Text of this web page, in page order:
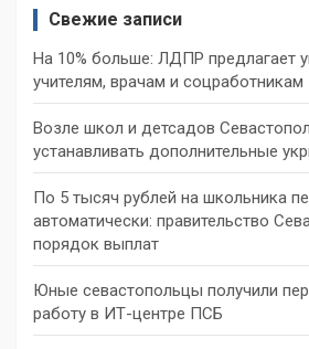
Свежие записи
На 10% больше: ЛДПР предлагает
учителям, врачам и соцработникам
Возле школ и детсадов
устанавливать дополнительные
По 5 тысяч рублей на школьника
автоматически: правительство
порядок выплат
Юные севастопольцы получили
работу в ИТ-центре ПСБ